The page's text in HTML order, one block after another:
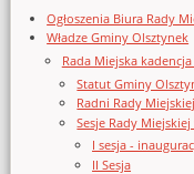
Ogłoszenia Biura Rady
Władze Gminy Olsztynek
Rada Miejska
Statut Gminy
Radni Rady
Sesje Rady
I sesja -
II Sesja